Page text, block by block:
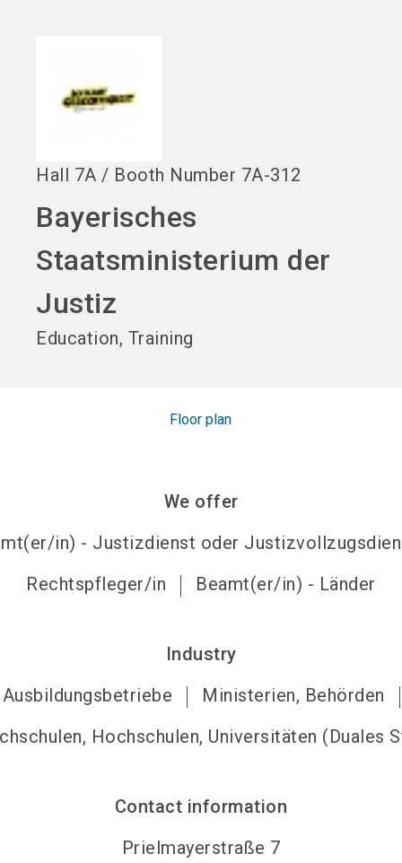
Hall 7A / Booth Number 7A-312
Bayerisches
Staatsministerium der
Justiz
Education, Training
Floor plan
We offer
in) - Justizdienst oder
Rechtspfleger/in
Beamt(er/in) - Länder
Industry
Ausbildungsbetriebe
Ministerien, Behörden
Hochschulen, Universitäten (Duales
Contact information
Prielmayerstraße 7